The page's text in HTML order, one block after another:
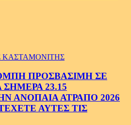
ΠΡΟΣΒΑΣΙΜΗ ΣΕ
23.15
ΑΝΟΠΑΙΑ ΑΤΡΑΠΟ 2026
ΑΥΤΕΣ ΤΙΣ